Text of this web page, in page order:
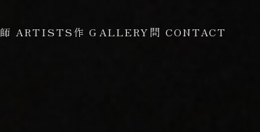
師 ARTISTS作 GALLERY 問 CONTACT